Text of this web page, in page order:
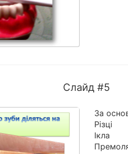
Слайд #5
За
Різці
Ікла